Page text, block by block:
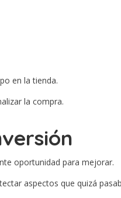
en la tienda.
la compra.
oportunidad para mejorar.
aspectos que quizá